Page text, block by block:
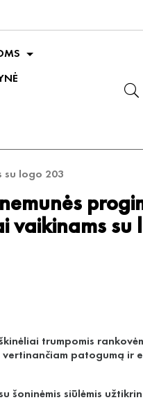
su logo 203
vaikinams su
trumpomis
vertinančiam patogumą ir
šoninėmis siūlėmis